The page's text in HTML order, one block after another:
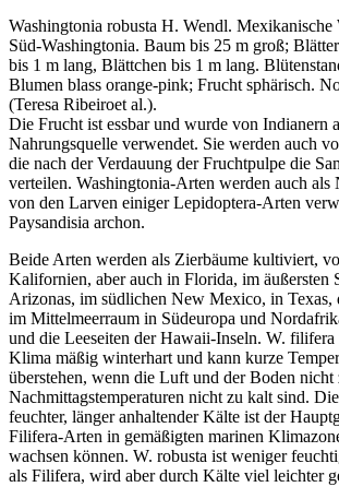
Washingtonia robusta H. Wendl. Mexikanische
Süd-Washingtonia. Baum bis 25 m groß;
bis 1 m lang, Blättchen bis 1 m lang.
Blumen blass orange-pink; Frucht sphärisch.
(Teresa Ribeiroet al.).
Die Frucht ist essbar und wurde von Indianern
Nahrungsquelle verwendet. Sie werden auch
die nach der Verdauung der Fruchtpulpe die
verteilen. Washingtonia-Arten werden auch als
von den Larven einiger Lepidoptera-Arten
Paysandisia archon.
Beide Arten werden als Zierbäume kultiviert,
Kalifornien, aber auch in Florida, im äußersten
Arizonas, im südlichen New Mexico, in Texas,
im Mittelmeerraum in Südeuropa und
und die Leeseiten der Hawaii-Inseln. W. filifera
Klima mäßig winterhart und kann kurze
überstehen, wenn die Luft und der Boden nicht
Nachmittagstemperaturen nicht zu kalt sind.
feuchter, länger anhaltender Kälte ist der
Filifera-Arten in gemäßigten marinen
wachsen können. W. robusta ist weniger
als Filifera, wird aber durch Kälte viel leichter